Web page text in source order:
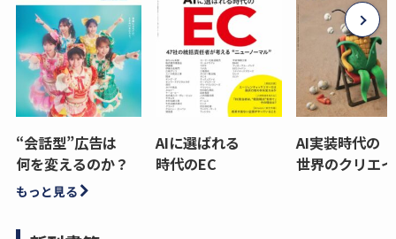
“会話型”広告は
何を変えるのか？
AIに選ばれる
時代のEC
AI実装時代の
世界のクリエ
もっと見る